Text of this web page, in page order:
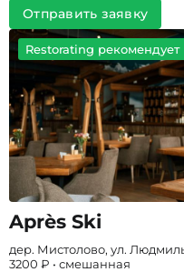
Отправить заявку
Restorating рекомендует
Après Ski
дер. Мистолово, ул.
3200 ₽ • смешанная